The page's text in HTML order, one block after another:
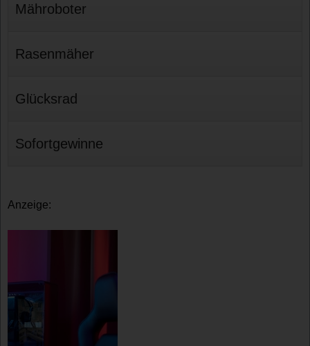
Mähroboter
Rasenmäher
Glücksrad
Sofortgewinne
Anzeige: